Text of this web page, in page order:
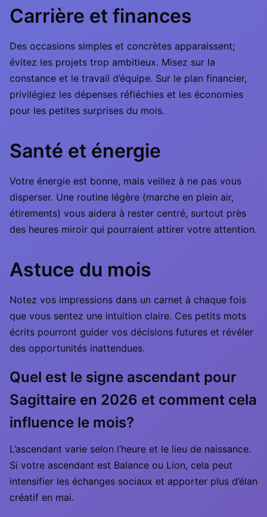
Carrière et finances
Des occasions simples et concrètes apparaissent;
évitez les projets trop ambitieux. Misez sur la
constance et le travail d’équipe. Sur le plan financier,
privilégiez les dépenses réfléchies et les économies
pour les petites surprises du mois.
Santé et énergie
Votre énergie est bonne, mais veillez à ne pas vous
disperser. Une routine légère (marche en plein air,
étirements) vous aidera à rester centré, surtout près
des heures miroir qui pourraient attirer votre attention.
Astuce du mois
Notez vos impressions dans un carnet à chaque fois
que vous sentez une intuition claire. Ces petits mots
écrits pourront guider vos décisions futures et révéler
des opportunités inattendues.
Quel est le signe ascendant pour
Sagittaire en 2026 et comment cela
influence le mois?
L’ascendant varie selon l’heure et le lieu de naissance.
Si votre ascendant est Balance ou Lion, cela peut
intensifier les échanges sociaux et apporter plus d’élan
créatif en mai.